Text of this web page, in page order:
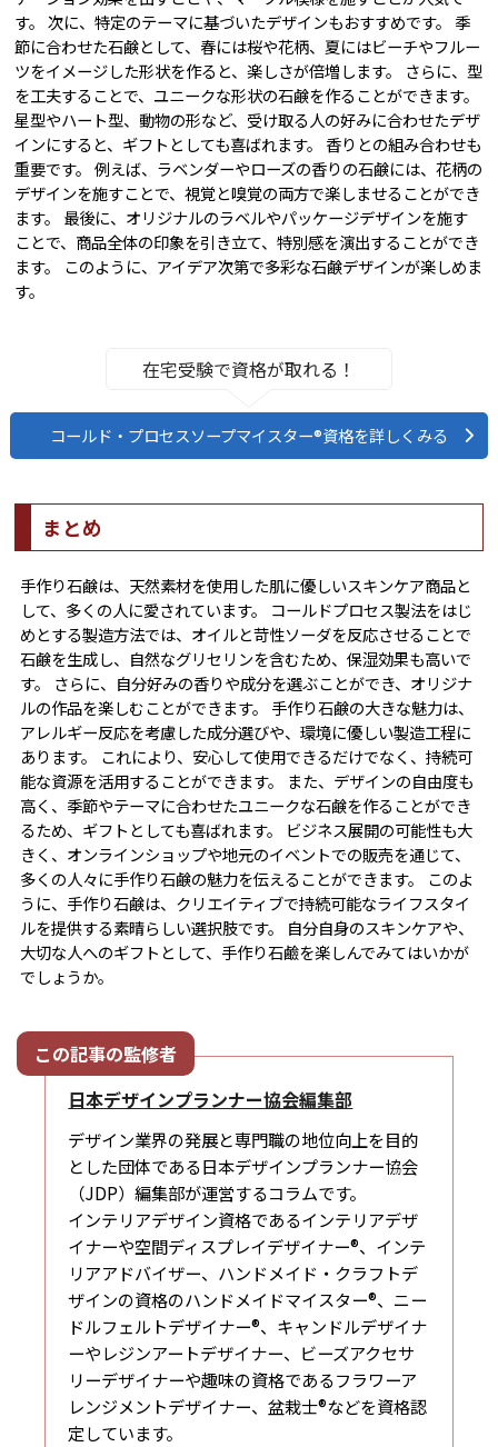
す。 次に、特定のテーマに基づいたデザインもおすすめです。 季
節に合わせた石鹸として、春には桜や花柄、夏にはビーチやフルー
ツをイメージした形状を作ると、楽しさが倍増します。 さらに、型
を工夫することで、ユニークな形状の石鹸を作ることができます。
星型やハート型、動物の形など、受け取る人の好みに合わせたデザ
インにすると、ギフトとしても喜ばれます。 香りとの組み合わせも
重要です。 例えば、ラベンダーやローズの香りの石鹸には、花柄の
デザインを施すことで、視覚と嗅覚の両方で楽しませることができ
ます。 最後に、オリジナルのラベルやパッケージデザインを施す
ことで、商品全体の印象を引き立て、特別感を演出することができ
ます。 このように、アイデア次第で多彩な石鹸デザインが楽しめま
す。
在宅受験で資格が取れる！
コールド・プロセスソープマイスター®資格を詳しくみる
まとめ
手作り石鹸は、天然素材を使用した肌に優しいスキンケア商品と
して、多くの人に愛されています。 コールドプロセス製法をはじ
めとする製造方法では、オイルと苛性ソーダを反応させることで
石鹸を生成し、自然なグリセリンを含むため、保湿効果も高いで
す。 さらに、自分好みの香りや成分を選ぶことができ、オリジナ
ルの作品を楽しむことができます。 手作り石鹸の大きな魅力は、
アレルギー反応を考慮した成分選びや、環境に優しい製造工程に
あります。 これにより、安心して使用できるだけでなく、持続可
能な資源を活用することができます。 また、デザインの自由度も
高く、季節やテーマに合わせたユニークな石鹸を作ることができ
るため、ギフトとしても喜ばれます。 ビジネス展開の可能性も大
きく、オンラインショップや地元のイベントでの販売を通じて、
多くの人々に手作り石鹸の魅力を伝えることができます。 このよ
うに、手作り石鹸は、クリエイティブで持続可能なライフスタイ
ルを提供する素晴らしい選択肢です。 自分自身のスキンケアや、
大切な人へのギフトとして、手作り石鹼を楽しんでみてはいかが
でしょうか。
日本デザインプランナー協会編集部
デザイン業界の発展と専門職の地位向上を目的
とした団体である日本デザインプランナー協会
（JDP）編集部が運営するコラムです。
インテリアデザイン資格であるインテリアデザ
イナーや空間ディスプレイデザイナー®、インテ
リアアドバイザー、ハンドメイド・クラフトデ
ザインの資格のハンドメイドマイスター®、ニー
ドルフェルトデザイナー®、キャンドルデザイナ
ーやレジンアートデザイナー、ビーズアクセサ
リーデザイナーや趣味の資格であるフラワーア
レンジメントデザイナー、盆栽士®などを資格認
定しています。